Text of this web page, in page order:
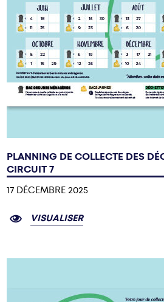
PLANNING DE COLLECTE DES
CIRCUIT 7
17 DÉCEMBRE 2025
VISUALISER